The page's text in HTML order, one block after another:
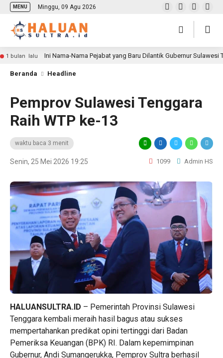
MENU Minggu, 09 Agu 2026
1 bulan lalu Ini Nama-Nama Pejabat yang Baru Dilantik Gubernur Sulawesi
Beranda Headline
Pemprov Sulawesi Tenggara
Raih WTP ke-13
waktu baca 3 menit
Senin, 25 Mei 2026 19:25 1099 Admin HS
HALUANSULTRA.ID – Pemerintah Provinsi Sulawesi
Tenggara kembali meraih hasil bagus atau sukses
mempertahankan predikat opini tertinggi dari Badan
Pemeriksa Keuangan (BPK) RI. Dalam kepemimpinan
Gubernur, Andi Sumangerukka, Pemprov Sultra berhasil